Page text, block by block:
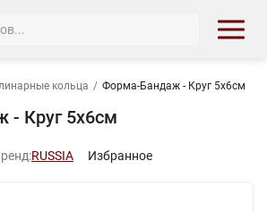
кольца / Форма-Бандаж - Круг 5х6см
Круг 5х6см
RUSSIA Избранное